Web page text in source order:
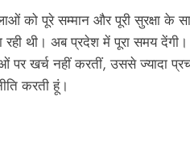
को पूरे सम्मान और पूरी सुरक्षा के
थी। अब प्रदेश में पूरा समय देंगी।
खर्च नहीं करतीं, उससे ज्यादा
करती हूं।